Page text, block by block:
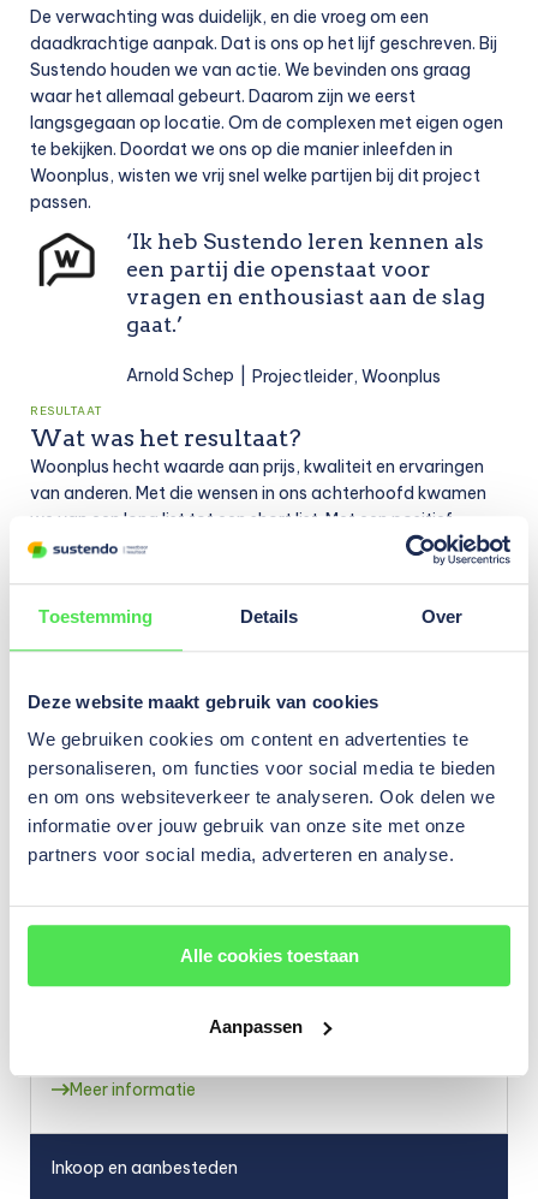
Toestemming Details Over
Deze website maakt gebruik van cookies
We gebruiken cookies om content en advertenties te
personaliseren, om functies voor social media te bieden
en om ons websiteverkeer te analyseren. Ook delen we
informatie over jouw gebruik van onze site met onze
partners voor social media, adverteren en analyse.
Alle cookies toestaan
Aanpassen
De verwachting was duidelijk, en die vroeg om een
daadkrachtige aanpak. Dat is ons op het lijf geschreven. Bij
Sustendo houden we van actie. We bevinden ons graag
waar het allemaal gebeurt. Daarom zijn we eerst
langsgegaan op locatie. Om de complexen met eigen ogen
te bekijken. Doordat we ons op die manier inleefden in
Woonplus, wisten we vrij snel welke partijen bij dit project
passen.
‘Ik heb Sustendo leren kennen als
een partij die openstaat voor
vragen en enthousiast aan de slag
gaat.’
Arnold Schep Projectleider, Woonplus
RESULTAAT
Wat was het resultaat?
Woonplus hecht waarde aan prijs, kwaliteit en ervaringen
van anderen. Met die wensen in ons achterhoofd kwamen
we van een long list tot een short list. Met een positief
resultaat. De partij die overbleef, is precies wat Woonplus
zoekt. ‘De aanpak van Sustendo heeft ons een bedrijf
aldus Arnold.
konden we echt stappen maken’, aldus Marcella van Harn,
onze adviseur verduurzamen. Daar krijgen wij energie van.
Mogen we voor jouw bedrijf ook de daad bij het woord
voegen? Er is nog zoveel te doen. We horen graag van je.
Diensten die voorkomen in dit verhaal
Verken de mogelijkheden van zakelijke zonnepanelen.
Meer informatie
Inkoop en aanbesteden